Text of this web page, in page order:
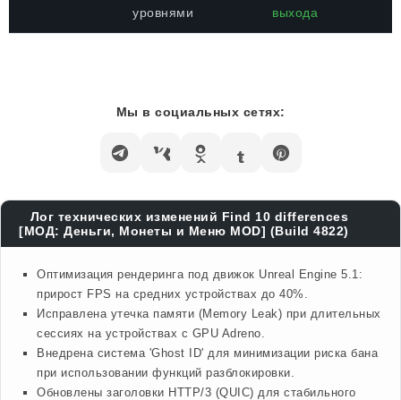
уровнями
выхода
Мы в социальных сетях:
Лог технических изменений Find 10 differences
[МОД: Деньги, Монеты и Меню MOD] (Build 4822)
Оптимизация рендеринга под движок Unreal Engine 5.1:
прирост FPS на средних устройствах до 40%.
Исправлена утечка памяти (Memory Leak) при длительных
сессиях на устройствах с GPU Adreno.
Внедрена система 'Ghost ID' для минимизации риска бана
при использовании функций разблокировки.
Обновлены заголовки HTTP/3 (QUIC) для стабильного